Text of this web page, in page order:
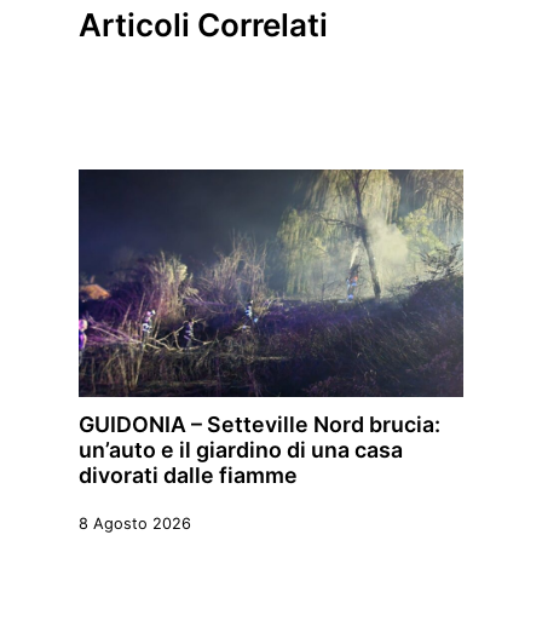
Articoli Correlati
GUIDONIA – Setteville Nord brucia:
un’auto e il giardino di una casa
divorati dalle fiamme
8 Agosto 2026